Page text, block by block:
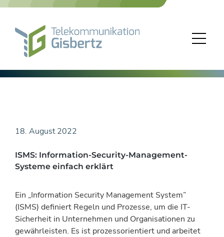
Skip
18. August 2022
ISMS: Information-Security-Management-
Systeme einfach erklärt
Ein „Information Security Management System”
(ISMS) definiert Regeln und Prozesse, um die IT-
Sicherheit in Unternehmen und Organisationen zu
gewährleisten. Es ist prozessorientiert und arbeitet